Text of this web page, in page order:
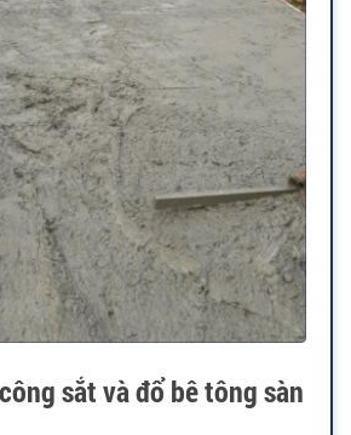
sắt và đổ bê tông sàn